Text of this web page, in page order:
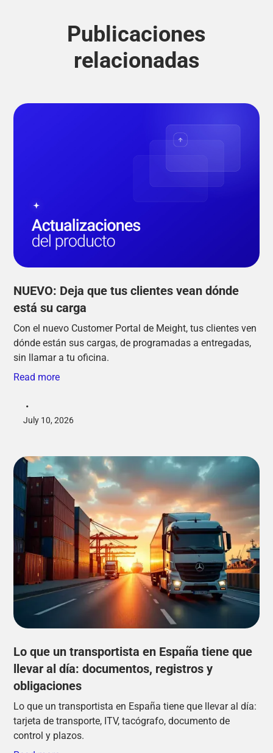
Publicaciones
relacionadas
NUEVO: Deja que tus clientes vean dónde
está su carga
Con el nuevo Customer Portal de Meight, tus clientes ven
dónde están sus cargas, de programadas a entregadas,
sin llamar a tu oficina.
Read more
•
July 10, 2026
Lo que un transportista en España tiene que
llevar al día: documentos, registros y
obligaciones
Lo que un transportista en España tiene que llevar al día:
tarjeta de transporte, ITV, tacógrafo, documento de
control y plazos.